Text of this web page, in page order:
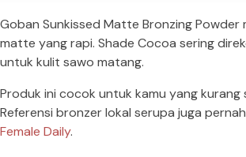
Goban Sunkissed Matte Bronzing Powder
matte yang rapi. Shade Cocoa sering
untuk kulit sawo matang.
Produk ini cocok untuk kamu yang kurang
Referensi bronzer lokal serupa juga
Female Daily.